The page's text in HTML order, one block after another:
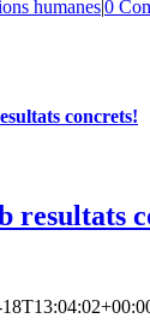
humanes|0
concrets!
resultats